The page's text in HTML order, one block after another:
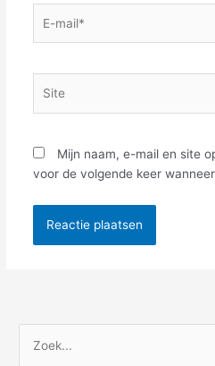
mail*
Mijn naam, e-mail en site
voor de volgende keer